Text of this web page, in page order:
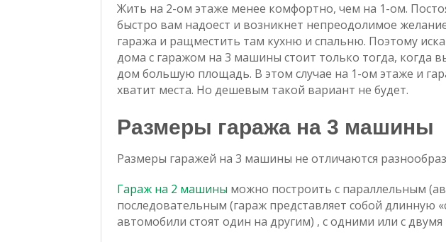
Жить на 2-ом этаже менее комфортно, чем на 1-ом.
быстро вам надоест и возникнет непреодолимое
гаража и ращместить там кухню и спальню. Поэтому
дома с гаражом на 3 машины стоит только тогда, когда
дом большую площадь. В этом случае на 1-ом этаже и
хватит места. Но дешевым такой вариант не будет.
Размеры гаража на 3 машины
Размеры гаражей на 3 машины не отличаются
Гараж на 2 машины можно построить с параллельным
последовательным (гараж представляет собой длинную
автомобили стоят один на другим) , с одними или с